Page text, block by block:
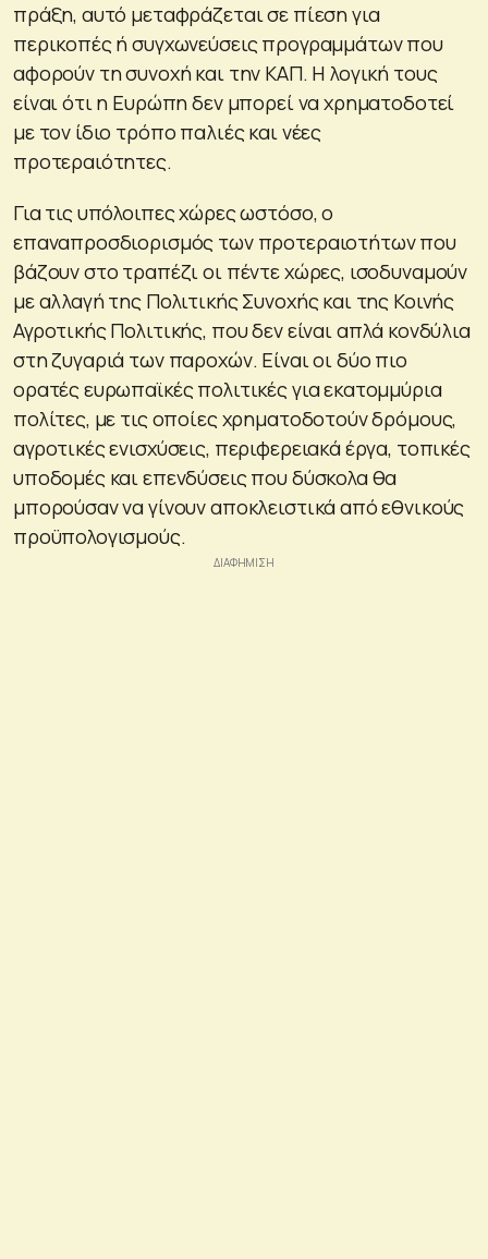
πράξη, αυτό μεταφράζεται σε πίεση για
περικοπές ή συγχωνεύσεις προγραμμάτων που
αφορούν τη συνοχή και την ΚΑΠ. Η λογική τους
είναι ότι η Ευρώπη δεν μπορεί να χρηματοδοτεί
με τον ίδιο τρόπο παλιές και νέες
προτεραιότητες.
Για τις υπόλοιπες χώρες ωστόσο, ο
επαναπροσδιορισμός των προτεραιοτήτων που
βάζουν στο τραπέζι οι πέντε χώρες, ισοδυναμούν
με αλλαγή της Πολιτικής Συνοχής και της Κοινής
Αγροτικής Πολιτικής, που δεν είναι απλά κονδύλια
στη ζυγαριά των παροχών. Είναι οι δύο πιο
ορατές ευρωπαϊκές πολιτικές για εκατομμύρια
πολίτες, με τις οποίες χρηματοδοτούν δρόμους,
αγροτικές ενισχύσεις, περιφερειακά έργα, τοπικές
υποδομές και επενδύσεις που δύσκολα θα
μπορούσαν να γίνουν αποκλειστικά από εθνικούς
προϋπολογισμούς.